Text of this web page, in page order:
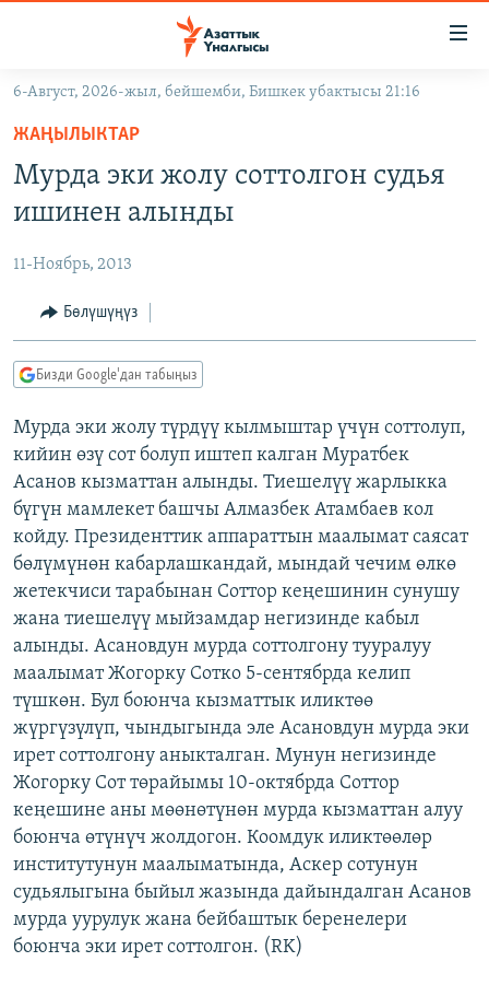
Навигацияга
өтүңүз
Издөөгө
салыңызКЫРГЫЗСТАН
ЭКОНОМИКА
МАДАНИЯТ
ДҮЙНӨ
БОРБОР АЗИЯ
АТАЙЫН ИЛИКТӨӨ
ТВ ПРОГРАММАЛАР
ЭКСПЕРТТЕР ТАЛДАЙТ
БИЗ ЖАНА ДҮЙНӨ
ДАНИСТЕ
ЭЖЕ-СИҢДИЛЕР
АЗАТТЫК+
ЫҢГАЙСЫЗ СУРООЛОР
ӨЗГӨЧӨ ПИКИР
Русский
ОНЛАЙН ШЕРИНЕ
ЭЕ/АРнун бардык сайттары
6-Август, 2026-жыл, бейшемби, Бишкек убактысы 21:16
ЖАҢЫЛЫКТАР
Мурда эки жолу соттолгон судья
ишинен алынды
11-Ноябрь, 2013
Бөлүшүңүз
Бизди Google'дан табыңыз
Мурда эки жолу түрдүү кылмыштар үчүн соттолуп,
кийин өзү сот болуп иштеп калган Муратбек
Асанов кызматтан алынды. Тиешелүү жарлыкка
бүгүн мамлекет башчы Алмазбек Атамбаев кол
койду. Президенттик аппараттын маалымат саясат
бөлүмүнөн кабарлашкандай, мындай чечим өлкө
жетекчиси тарабынан Соттор кеңешинин сунушу
жана тиешелүү мыйзамдар негизинде кабыл
алынды. Асановдун мурда соттолгону тууралуу
маалымат Жогорку Сотко 5-сентябрда келип
түшкөн. Бул боюнча кызматтык иликтөө
жүргүзүлүп, чындыгында эле Асановдун мурда эки
ирет соттолгону аныкталган. Мунун негизинде
Жогорку Сот төрайымы 10-октябрда Соттор
кеңешине аны мөөнөтүнөн мурда кызматтан алуу
боюнча өтүнүч жолдогон. Коомдук иликтөөлөр
институтунун маалыматында, Аскер сотунун
судьялыгына быйыл жазында дайындалган Асанов
мурда уурулук жана бейбаштык беренелери
боюнча эки ирет соттолгон. (RK)